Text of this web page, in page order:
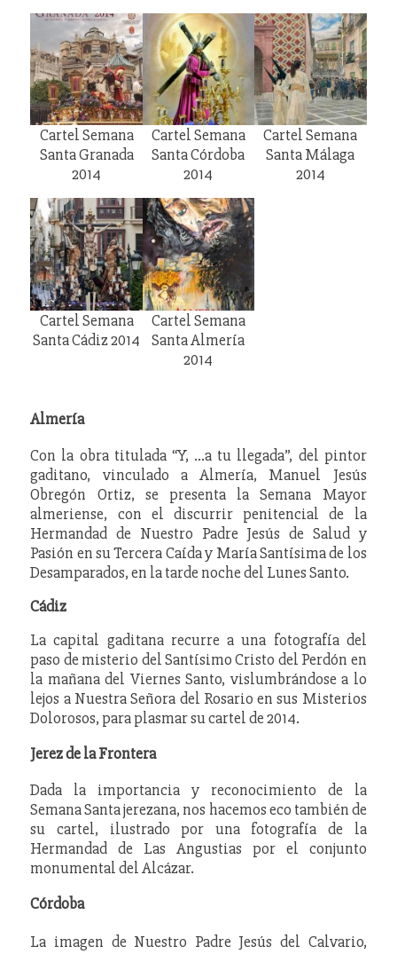
Cartel Semana
Santa Granada
2014
Cartel Semana
Santa Córdoba
2014
Cartel Semana
Santa Málaga
2014
Cartel Semana
Santa Cádiz 2014
Cartel Semana
Santa Almería
2014
Almería
Con la obra titulada “Y, …a tu llegada”, del pintor
gaditano, vinculado a Almería, Manuel Jesús
Obregón Ortiz, se presenta la Semana Mayor
almeriense, con el discurrir penitencial de la
Hermandad de Nuestro Padre Jesús de Salud y
Pasión en su Tercera Caída y María Santísima de los
Desamparados, en la tarde noche del Lunes Santo.
Cádiz
La capital gaditana recurre a una fotografía del
paso de misterio del Santísimo Cristo del Perdón en
la mañana del Viernes Santo, vislumbrándose a lo
lejos a Nuestra Señora del Rosario en sus Misterios
Dolorosos, para plasmar su cartel de 2014.
Jerez de la Frontera
Dada la importancia y reconocimiento de la
Semana Santa jerezana, nos hacemos eco también de
su cartel, ilustrado por una fotografía de la
Hermandad de Las Angustias por el conjunto
monumental del Alcázar.
Córdoba
La imagen de Nuestro Padre Jesús del Calvario,